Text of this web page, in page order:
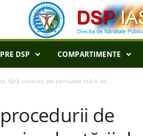
DSP COMPARTIMENTE
fără concurs, pe perioada stării de...
de